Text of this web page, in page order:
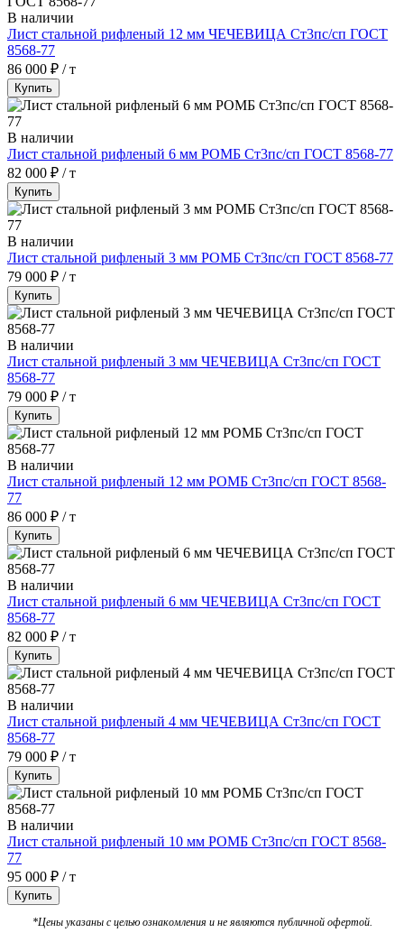
В наличии
Лист стальной рифленый 12 мм ЧЕЧЕВИЦА Ст3пс/сп ГОСТ
8568-77
86 000 ₽ / т
Купить
В наличии
Лист стальной рифленый 6 мм РОМБ Ст3пс/сп ГОСТ 8568-77
82 000 ₽ / т
Купить
В наличии
Лист стальной рифленый 3 мм РОМБ Ст3пс/сп ГОСТ 8568-77
79 000 ₽ / т
Купить
В наличии
Лист стальной рифленый 3 мм ЧЕЧЕВИЦА Ст3пс/сп ГОСТ
8568-77
79 000 ₽ / т
Купить
В наличии
Лист стальной рифленый 12 мм РОМБ Ст3пс/сп ГОСТ 8568-
77
86 000 ₽ / т
Купить
В наличии
Лист стальной рифленый 6 мм ЧЕЧЕВИЦА Ст3пс/сп ГОСТ
8568-77
82 000 ₽ / т
Купить
В наличии
Лист стальной рифленый 4 мм ЧЕЧЕВИЦА Ст3пс/сп ГОСТ
8568-77
79 000 ₽ / т
Купить
В наличии
Лист стальной рифленый 10 мм РОМБ Ст3пс/сп ГОСТ 8568-
77
95 000 ₽ / т
Купить
*Цены указаны с целью ознакомления и не являются публичной офертой.